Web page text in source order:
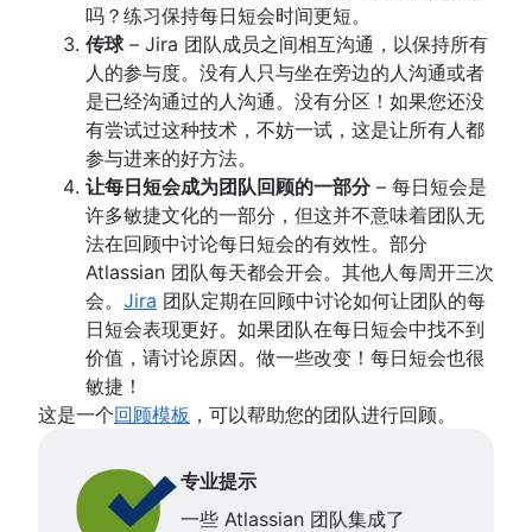
吗？练习保持每日短会时间更短。
传球– Jira 团队成员之间相互沟通，以保持所有
人的参与度。没有人只与坐在旁边的人沟通或者
是已经沟通过的人沟通。没有分区！如果您还没
有尝试过这种技术，不妨一试，这是让所有人都
参与进来的好方法。
让每日短会成为团队回顾的一部分– 每日短会是
许多敏捷文化的一部分，但这并不意味着团队无
法在回顾中讨论每日短会的有效性。部分
Atlassian 团队每天都会开会。其他人每周开三次
会。 Jira 团队定期在回顾中讨论如何让团队的每
日短会表现更好。如果团队在每日短会中找不到
价值，请讨论原因。做一些改变！每日短会也很
敏捷！
这是一个回顾模板 ，可以帮助您的团队进行回顾。
专业提示
一些 Atlassian 团队集成了